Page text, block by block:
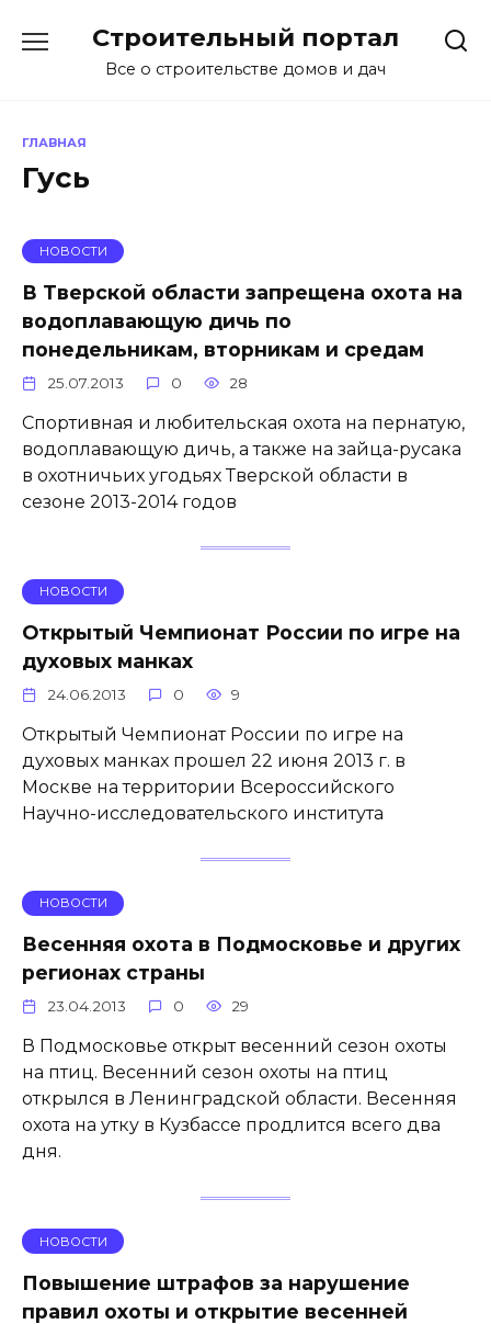
содержанию
Строительный портал
Все о строительстве домов и дач
ГЛАВНАЯ
Гусь
НОВОСТИ
В Тверской области запрещена охота на
водоплавающую дичь по
понедельникам, вторникам и средам
25.07.2013 0 28
Спортивная и любительская охота на пернатую,
водоплавающую дичь, а также на зайца-русака
в охотничьих угодьях Тверской области в
сезоне 2013-2014 годов
НОВОСТИ
Открытый Чемпионат России по игре на
духовых манках
24.06.2013 0 9
Открытый Чемпионат России по игре на
духовых манках прошел 22 июня 2013 г. в
Москве на территории Всероссийского
Научно-исследовательского института
НОВОСТИ
Весенняя охота в Подмосковье и других
регионах страны
23.04.2013 0 29
В Подмосковье открыт весенний сезон охоты
на птиц. Весенний сезон охоты на птиц
открылся в Ленинградской области. Весенняя
охота на утку в Кузбассе продлится всего два
дня.
НОВОСТИ
Повышение штрафов за нарушение
правил охоты и открытие весенней